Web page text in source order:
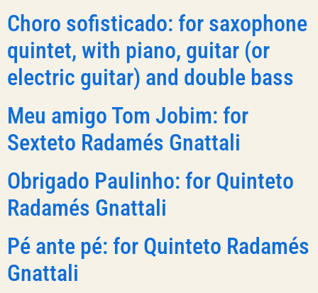
Choro sofisticado: for saxophone
quintet, with piano, guitar (or
electric guitar) and double bass
Meu amigo Tom Jobim: for
Sexteto Radamés Gnattali
Obrigado Paulinho: for Quinteto
Radamés Gnattali
Pé ante pé: for Quinteto Radamés
Gnattali